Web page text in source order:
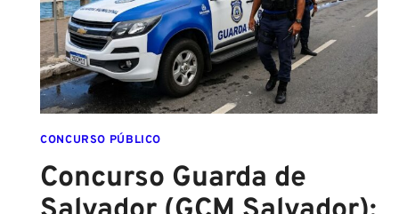
EM
DIREITO
CONCURSO PÚBLICO
Concurso Guarda de